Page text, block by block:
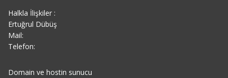
Halkla İlişkiler :
Ertuğrul Dübüş
Mail:
Telefon:
Domain ve hostin sunucu